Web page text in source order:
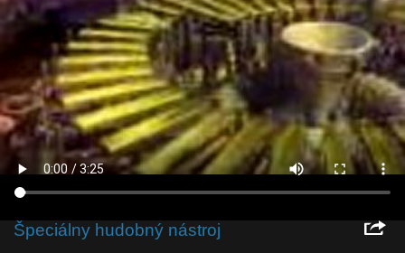
Špeciálny hudobný nástroj